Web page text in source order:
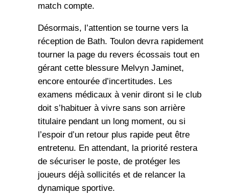
match compte.
Désormais, l’attention se tourne vers la
réception de Bath. Toulon devra rapidement
tourner la page du revers écossais tout en
gérant cette blessure Melvyn Jaminet,
encore entourée d’incertitudes. Les
examens médicaux à venir diront si le club
doit s’habituer à vivre sans son arrière
titulaire pendant un long moment, ou si
l’espoir d’un retour plus rapide peut être
entretenu. En attendant, la priorité restera
de sécuriser le poste, de protéger les
joueurs déjà sollicités et de relancer la
dynamique sportive.